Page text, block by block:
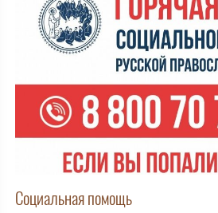
Социальная помощь